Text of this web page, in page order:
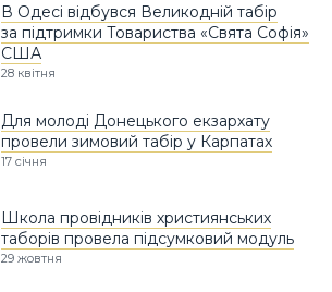
В Одесі відбувся Великодній табір
за підтримки Товариства «Свята Софія»
США
28 квітня
Для молоді Донецького екзархату
провели зимовий табір у Карпатах
17 січня
Школа провідників християнських
таборів провела підсумковий модуль
29 жовтня